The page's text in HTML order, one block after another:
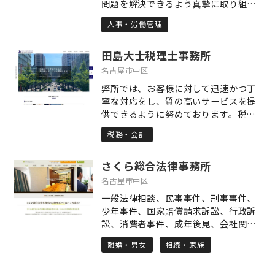
い。共に学び、共に成長していただけ
る方々との出会いを楽しみにしていま
す。
問題を解決できるよう真摯に取り組み
ます。 人事・労務・法務の課題に総合
的に対応いたします。 電話・メールで
オンライン面談にも対応しておりま
す。 土日祝や夜間・早朝でも対応でき
問合せください。
人事・労働管理
田島大士税理士事務所
名古屋市中区
弊所では、お客様に対して迅速かつ丁
寧な対応をし、質の高いサービスを提
供できるように努めております。税務
顧問契約は、医療業（医療法人・医
院）のお客様を中心に締結しておりま
対策やM&A支援などの事業承継支援」
「出資持分対策やMS法人設立などの医
申告や譲渡所得税申告」「資産管理法
人設立などの相続税対策」に力を入れ
ております。
税務・会計
さくら総合法律事務所
名古屋市中区
一般法律相談、民事事件、刑事事件、
少年事件、国家賠償請求訴訟、行政訴
訟、消費者事件、成年後見、会社関
係、知的財産権、労働事件、仲裁判
断、遺産相続 その他何なりとご相談下
離婚・男女 相続・家族